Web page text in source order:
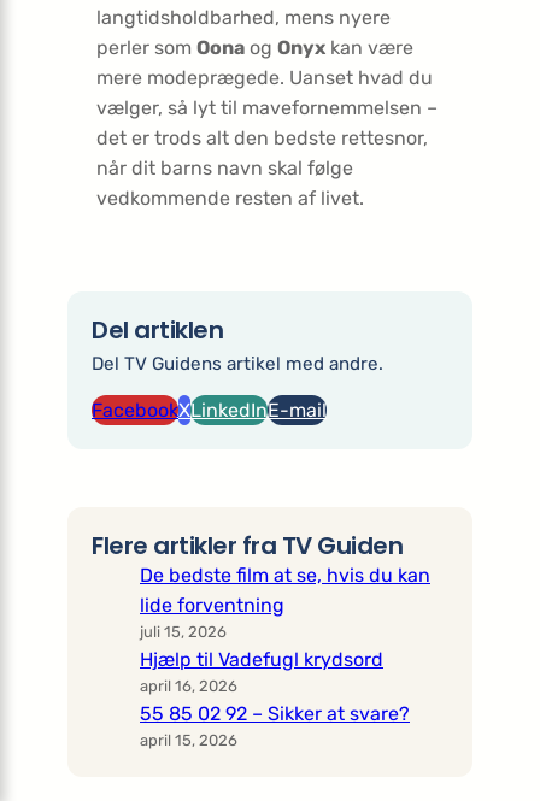
langtidsholdbarhed, mens nyere
perler som Oona og Onyx kan være
mere modeprægede. Uanset hvad du
vælger, så lyt til mavefornemmelsen –
det er trods alt den bedste rettesnor,
når dit barns navn skal følge
vedkommende resten af livet.
Del artiklen
Del TV Guidens artikel med andre.
FacebookXLinkedInE-mail
Flere artikler fra TV Guiden
De bedste film at se, hvis du kan
lide forventning
juli 15, 2026
Hjælp til Vadefugl krydsord
april 16, 2026
55 85 02 92 – Sikker at svare?
april 15, 2026